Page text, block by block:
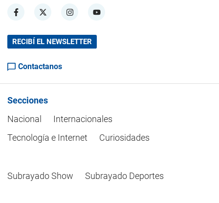
RECIBÍ EL NEWSLETTER
Contactanos
Secciones
Nacional
Internacionales
Tecnología e Internet
Curiosidades
Subrayado Show Subrayado Deportes